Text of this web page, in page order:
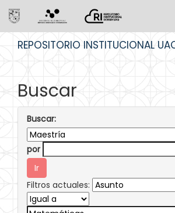
REPOSITORIO INSTITUCIONAL
Buscar
Buscar:
por
Filtros actuales: